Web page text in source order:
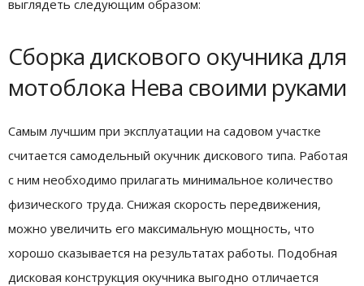
выглядеть следующим образом:
Сборка дискового окучника для
мотоблока Нева своими руками
Самым лучшим при эксплуатации на садовом участке
считается самодельный окучник дискового типа. Работая
с ним необходимо прилагать минимальное количество
физического труда. Снижая скорость передвижения,
можно увеличить его максимальную мощность, что
хорошо сказывается на результатах работы. Подобная
дисковая конструкция окучника выгодно отличается